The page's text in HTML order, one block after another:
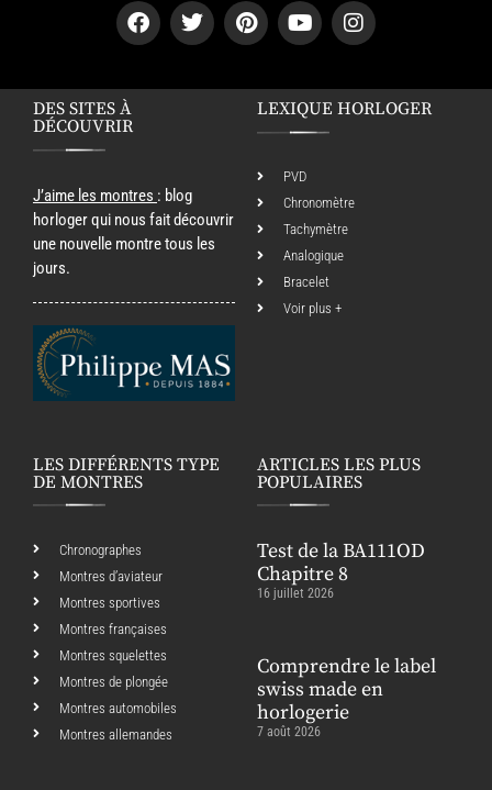
DES SITES À
DÉCOUVRIR
J’aime les montres : blog
horloger qui nous fait découvrir
une nouvelle montre tous les
jours.
LEXIQUE HORLOGER
PVD
Chronomètre
Tachymètre
Analogique
Bracelet
Voir plus +
LES DIFFÉRENTS TYPE
DE MONTRES
Chronographes
Montres d’aviateur
Montres sportives
Montres françaises
Montres squelettes
Montres de plongée
Montres automobiles
Montres allemandes
ARTICLES LES PLUS
POPULAIRES
Test de la BA111OD
Chapitre 8
16 juillet 2026
Comprendre le label
swiss made en
horlogerie
7 août 2026